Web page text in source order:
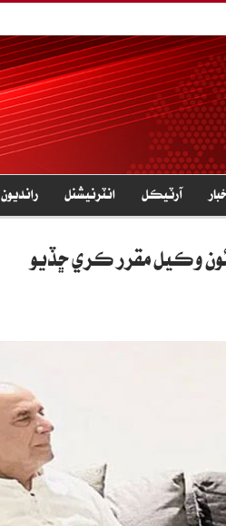
آرٽيڪل انٽرنيشنل رانديون
وڪيل مقرر ڪري ڇڏيو